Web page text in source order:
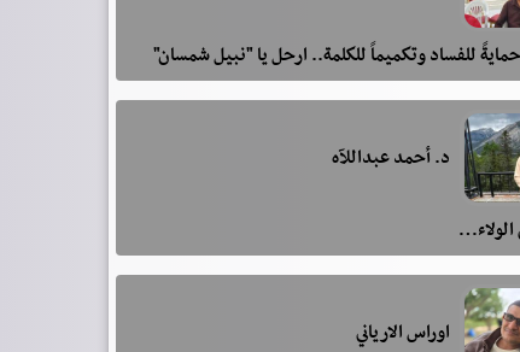
للفساد وتكميماً للكلمة.. ارحل يا "نبيل شمسان"
د. أحمد عبداللآه
اوراس الارياني